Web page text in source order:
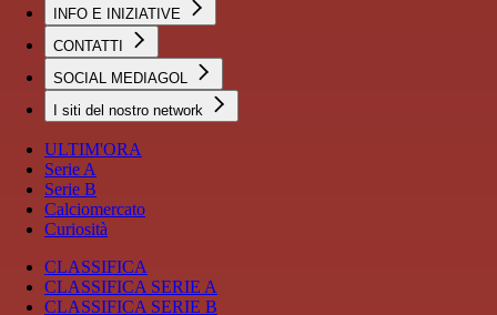
INFO E INIZIATIVE
CONTATTI
SOCIAL MEDIAGOL
I siti del nostro network
ULTIM'ORA
Serie A
Serie B
Calciomercato
Curiosità
CLASSIFICA
CLASSIFICA SERIE A
CLASSIFICA SERIE B